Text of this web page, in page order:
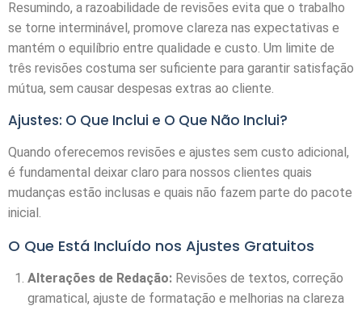
Resumindo, a razoabilidade de revisões evita que o trabalho
se torne interminável, promove clareza nas expectativas e
mantém o equilíbrio entre qualidade e custo. Um limite de
três revisões costuma ser suficiente para garantir satisfação
mútua, sem causar despesas extras ao cliente.
Ajustes: O Que Inclui e O Que Não Inclui?
Quando oferecemos revisões e ajustes sem custo adicional,
é fundamental deixar claro para nossos clientes quais
mudanças estão inclusas e quais não fazem parte do pacote
inicial.
O Que Está Incluído nos Ajustes Gratuitos
Alterações de Redação: Revisões de textos, correção
gramatical, ajuste de formatação e melhorias na clareza